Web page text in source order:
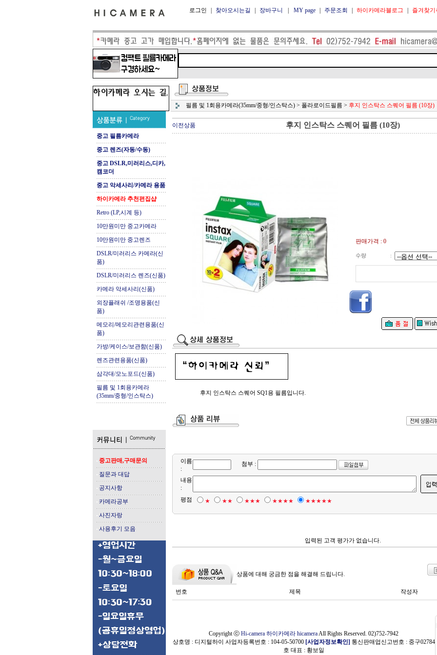
로그인 찾아오시는길 장바구니 MY page 주문조회 하이카메라블로그 즐겨찾기
중고 필름카메라
중고 렌즈(자동/수동)
중고 DSLR,미러리스,디카,
캠코더
중고 악세사리/카메라 용품
하이카메라 추천편집샵
Retro (LP,시계 등)
10만원미만 중고카메라
10만원미만 중고렌즈
DSLR/미러리스 카메라(신
품)
DSLR/미러리스 렌즈(신품)
카메라 악세사리(신품)
외장플래쉬 /조명용품(신
품)
메모리/메모리관련용품(신
품)
가방/케이스/보관함(신품)
렌즈관련용품(신품)
삼각대/모노포드(신품)
필름 및 1회용카메라
(35mm/중형/인스탁스)
중고판매,구매문의
질문과 대답
공지사항
카메라공부
사진자랑
사용후기 모음
필름 및 1회용카메라(35mm/중형/인스탁스) > 폴라로이드필름 > 후지 인스탁스 스퀘어 필름 (10장)
이전상품 후지 인스탁스 스퀘어 필름 (10장)
판매가격 : 0
수량 :
후지 인스탁스 스퀘어 SQ1용 필름입니다.
이름
:
첨부 :
내용
:
평점
★ ★★ ★★★ ★★★★ ★★★★★
입력된 고객 평가가 없습니다.
상품에 대해 궁금한 점을 해결해 드립니다.
번호 제목 작성자
Copyright ⓒ Hi-camera 하이카메라 hicameraAll Rights Reserved. 02)752-7942
상호명 : 디지털하이 사업자등록번호 : 104-05-50700 [사업자정보확인] 통신판매업신고번호 : 중구02784
호 대표 : 황보일